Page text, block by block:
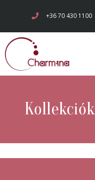
+36 70 430 1100